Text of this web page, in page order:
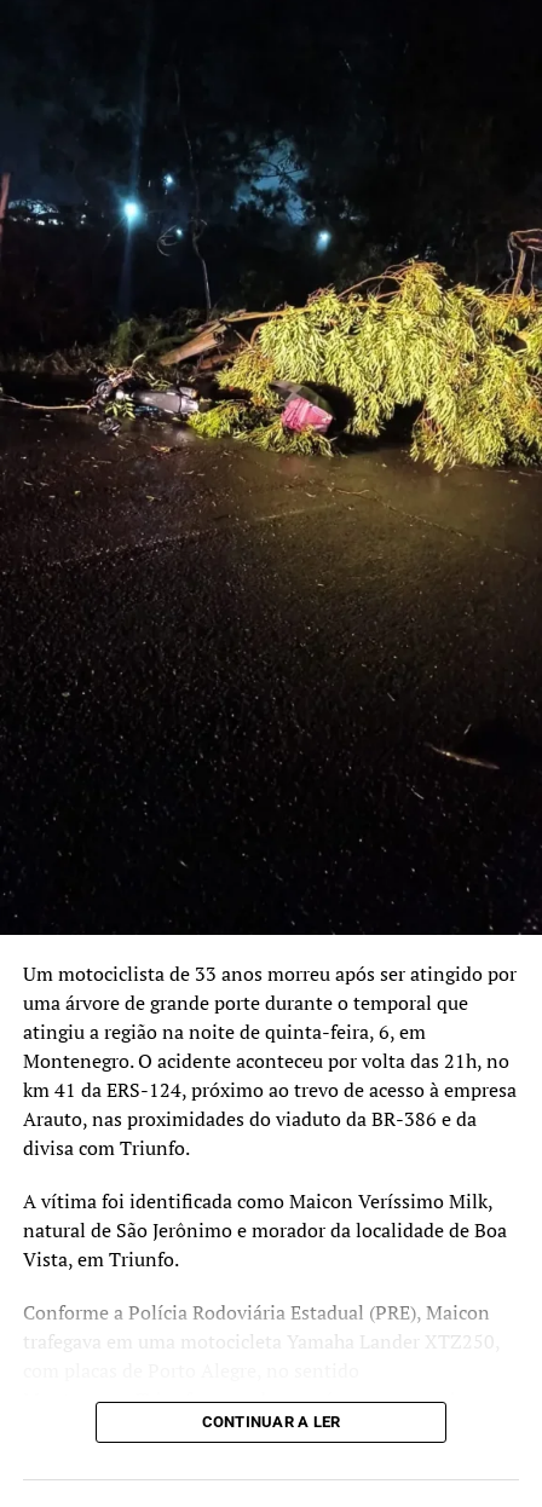
Um motociclista de 33 anos morreu após ser atingido por
uma árvore de grande porte durante o temporal que
atingiu a região na noite de quinta-feira, 6, em
Montenegro. O acidente aconteceu por volta das 21h, no
km 41 da ERS-124, próximo ao trevo de acesso à empresa
Arauto, nas proximidades do viaduto da BR-386 e da
divisa com Triunfo.
A vítima foi identificada como Maicon Veríssimo Milk,
natural de São Jerônimo e morador da localidade de Boa
Vista, em Triunfo.
Conforme a Polícia Rodoviária Estadual (PRE), Maicon
trafegava em uma motocicleta Yamaha Lander XTZ250,
Montenegro/Triunfo, quando uma árvore, que seria um
eucalipto de grande porte, caiu sobre a pista e atingiu o
temporal.
CONTINUAR A LER